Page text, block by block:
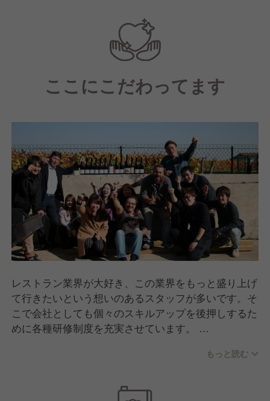
ここにこだわってます
レストラン業界が大好き、この業界をもっと盛り上げ
て行きたいという想いのあるスタッフが多いです。そ
こで会社としても個々のスキルアップを後押しするた
めに各種研修制度を充実させています。
◆ PDSペデスワイン会～Passin de sommelier ソムリ
ワインの基本から、各生産地域、生産者の特徴、料理
もっと読む